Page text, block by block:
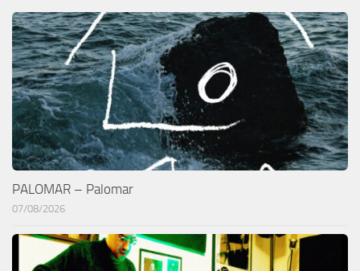
PALOMAR – Palomar
07/08/2026